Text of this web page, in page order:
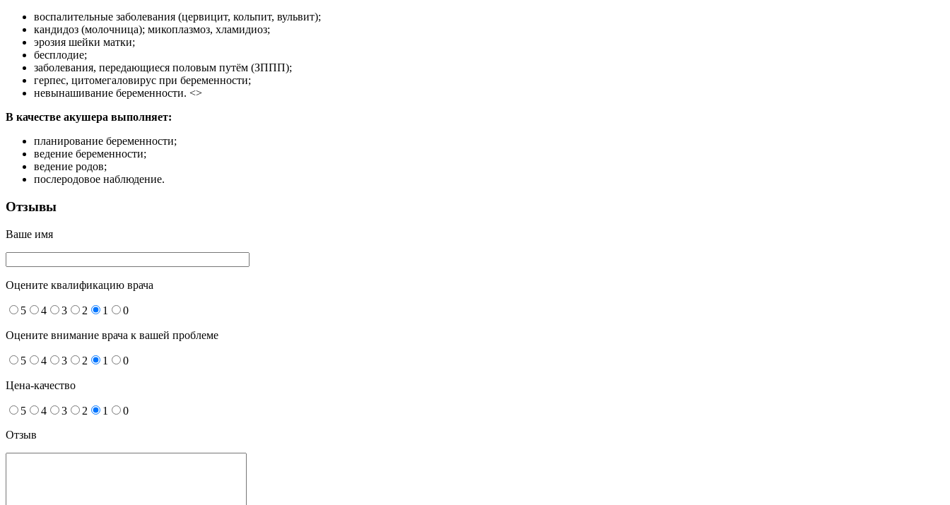
воспалительные заболевания (цервицит, кольпит, вульвит);
кандидоз (молочница); микоплазмоз, хламидиоз;
эрозия шейки матки;
бесплодие;
заболевания, передающиеся половым путём (ЗППП);
герпес, цитомегаловирус при беременности;
невынашивание беременности. <>
В качестве акушера выполняет:
планирование беременности;
ведение беременности;
ведение родов;
послеродовое наблюдение.
Отзывы
Ваше имя
Оцените квалификацию врача
5 4 3 2 1 0
Оцените внимание врача к вашей проблеме
5 4 3 2 1 0
Цена-качество
5 4 3 2 1
0
Отзыв